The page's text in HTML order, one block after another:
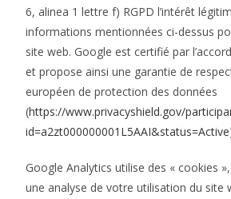
6, alinea 1 lettre f) RGPD l’intérêt
informations mentionnées ci-dessus
site web. Google est certifié par
et propose ainsi une garantie de
européen de protection des données
(https://www.privacyshield.gov/
id=a2zt000000001L5AAI&status=Active
Google Analytics utilise des « cookies
une analyse de votre utilisation du site